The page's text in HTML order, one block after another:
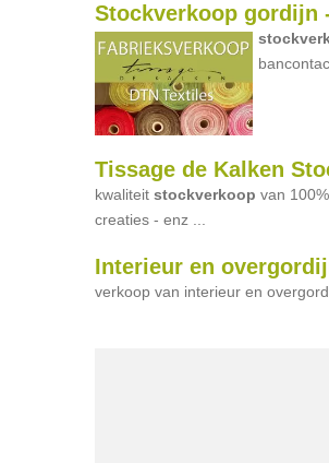
Stockverkoop gordijn
Tissage de Kalken
kwaliteit stockverkoop van
creaties - enz ...
Interieur en
verkoop van interieur en